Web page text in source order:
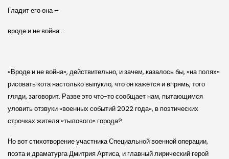
Гладит его она –
вроде и не война…
«Вроде и не война», действительно, и зачем, казалось бы, «на полях»
рисовать кота настолько выпукло, что он кажется и впрямь, того
гляди, заговорит. Разве это что-то сообщает нам, пытающимся
уловить отзвуки «военных событий 2022 года», в поэтических
строчках жителя «тылового» города?
Но вот стихотворение участника Специальной военной операции,
поэта и драматурга Дмитрия Артиса, и главный лирический герой